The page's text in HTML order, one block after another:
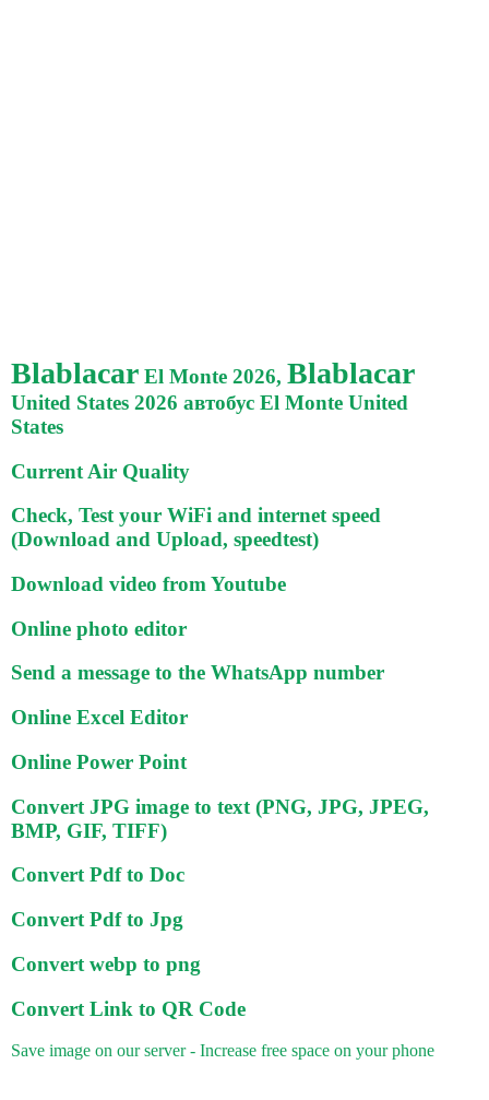
Blablacar El Monte 2026, Blablacar
United States 2026 автобус El Monte United
States
Current Air Quality
Check, Test your WiFi and internet speed
(Download and Upload, speedtest)
Download video from Youtube
Online photo editor
Send a message to the WhatsApp number
Online Excel Editor
Online Power Point
Convert JPG image to text (PNG, JPG, JPEG,
BMP, GIF, TIFF)
Convert Pdf to Doc
Convert Pdf to Jpg
Convert webp to png
Convert Link to QR Code
Save image on our server - Increase free space on your phone